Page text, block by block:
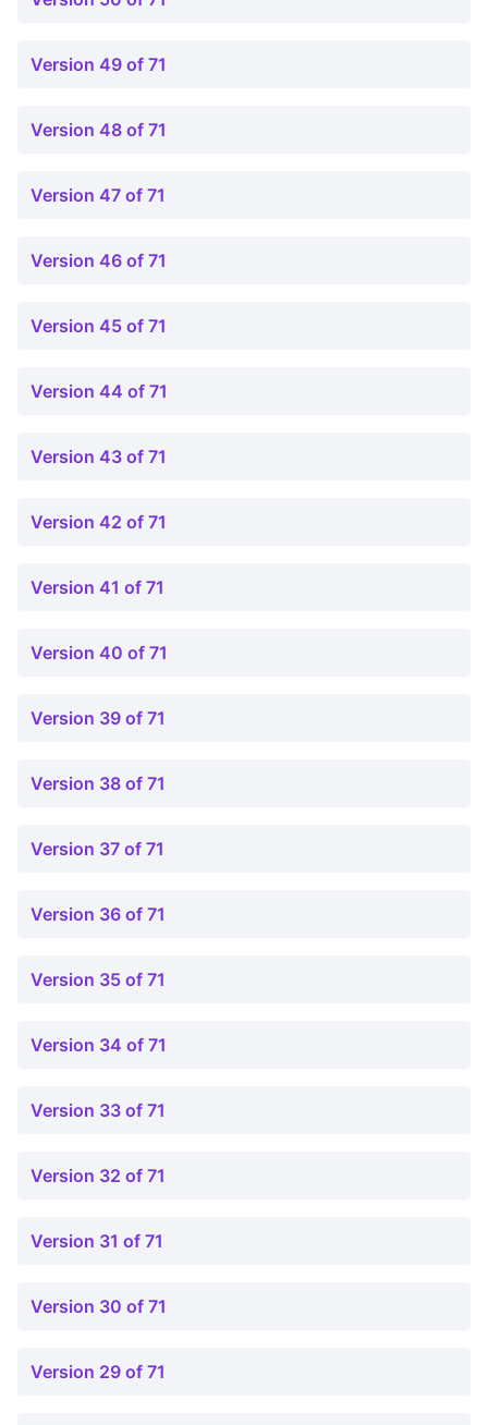
Version 49 of 71
Version 48 of 71
Version 47 of 71
Version 46 of 71
Version 45 of 71
Version 44 of 71
Version 43 of 71
Version 42 of 71
Version 41 of 71
Version 40 of 71
Version 39 of 71
Version 38 of 71
Version 37 of 71
Version 36 of 71
Version 35 of 71
Version 34 of 71
Version 33 of 71
Version 32 of 71
Version 31 of 71
Version 30 of 71
Version 29 of 71